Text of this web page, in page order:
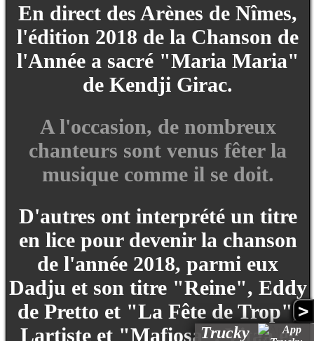
>
Trucky
En direct des Arènes de Nîmes,
l'édition 2018 de la Chanson de
l'Année a sacré "Maria Maria"
de Kendji Girac.
A l'occasion, de nombreux
chanteurs sont venus fêter la
musique comme il se doit.
D'autres ont interprété un titre
en lice pour devenir la chanson
de l'année 2018, parmi eux
Dadju et son titre "Reine", Eddy
de Pretto et "La Fête de Trop",
Lartiste et "Mafiosa", Vitaa et